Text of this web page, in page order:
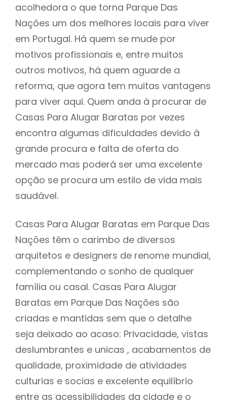
acolhedora o que torna Parque Das
Nações um dos melhores locais para viver
em Portugal. Há quem se mude por
motivos profissionais e, entre muitos
outros motivos, há quem aguarde a
reforma, que agora tem muitas vantagens
para viver aqui. Quem anda à procurar de
Casas Para Alugar Baratas por vezes
encontra algumas dificuldades devido à
grande procura e falta de oferta do
mercado mas poderá ser uma excelente
opção se procura um estilo de vida mais
saudável.
Casas Para Alugar Baratas em Parque Das
Nações têm o carimbo de diversos
arquitetos e designers de renome mundial,
complementando o sonho de qualquer
família ou casal. Casas Para Alugar
Baratas em Parque Das Nações são
criadas e mantidas sem que o detalhe
seja deixado ao acaso: Privacidade, vistas
deslumbrantes e unicas , acabamentos de
qualidade, proximidade de atividades
culturias e socias e excelente equilíbrio
entre as acessibilidades da cidade e o